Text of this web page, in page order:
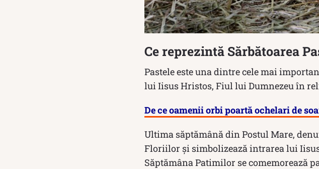
Ce reprezintă Sărbătoarea
Pastele este una dintre cele mai
lui Iisus Hristos, Fiul lui Dumnezeu în
De ce oamenii orbi poartă ochelari de
Ultima săptămână din Postul Mare,
Floriilor și simbolizează intrarea lui
Săptămâna Patimilor se comemorează